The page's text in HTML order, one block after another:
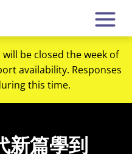
be closed the week of
availability. Responses
this time.
新篇學到